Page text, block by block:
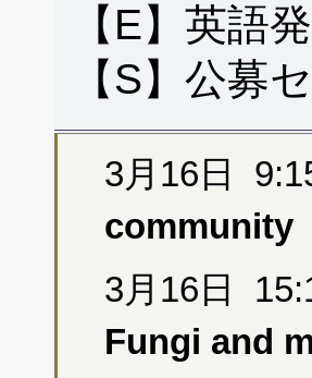
【E】英語
【S】公募
3月16日
community
3月16日
Fungi and